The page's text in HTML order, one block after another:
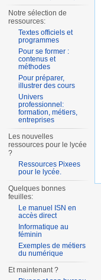
Notre sélection de
ressources:
Textes officiels et
programmes
Pour se former :
contenus et
méthodes
Pour préparer,
illustrer des cours
Univers
professionnel:
formation, métiers,
entreprises
Les nouvelles
ressources pour le lycée
?
Ressources Pixees
pour le lycée.
Quelques bonnes
feuilles:
Le manuel ISN en
accès direct
Informatique au
féminin
Exemples de métiers
du numérique
Et maintenant ?